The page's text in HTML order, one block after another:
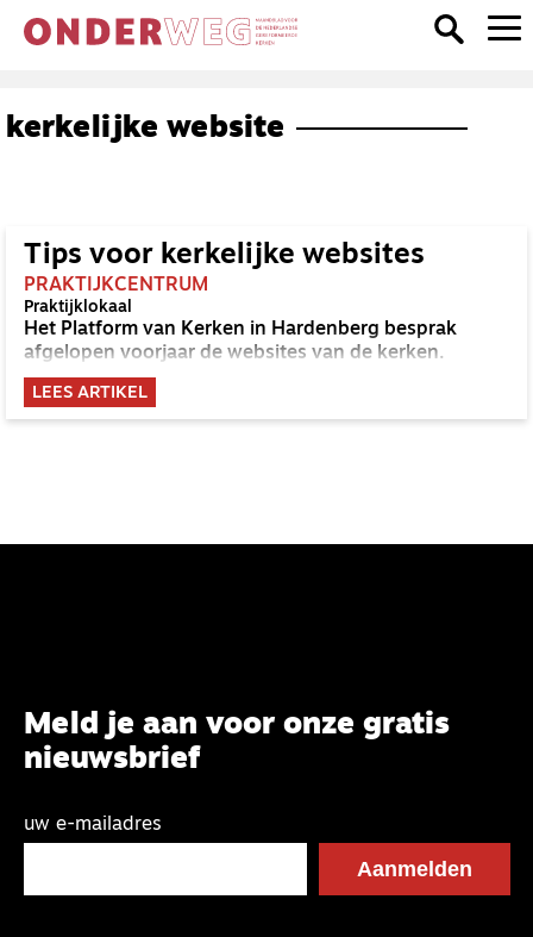
kerkelijke website
Tips voor kerkelijke websites
PRAKTIJKCENTRUM
Praktijklokaal
Het Platform van Kerken in Hardenberg besprak
afgelopen voorjaar de websites van de kerken.
LEES ARTIKEL
Meld je aan voor onze gratis
nieuwsbrief
uw e-mailadres